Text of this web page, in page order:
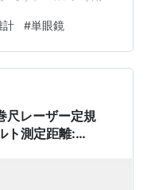
ましたらお知らせく
ております。 電源:
) NKG-GOLF: 電
67mm/3.78x1.…
計 #単眼鏡
尺レーザー定規
ト測定距離: